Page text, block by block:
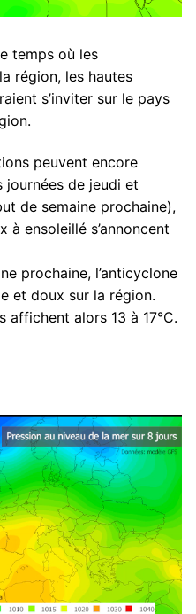
temps où les
région, les hautes
s’inviter sur le pays
peuvent encore
de jeudi et
de semaine prochaine),
à ensoleillé s’annoncent
prochaine, l’anticyclone
et doux sur la région.
affichent alors 13 à 17°C.